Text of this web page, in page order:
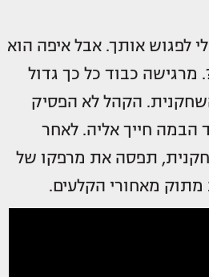
לפגוש אותך. אבל איפה הוא
מרגישה כבוד כל כך גדול
הקהל לא הפסיק
הבמה חייך אליה. לאחר
תפסה את מרפקו של
מתוק מאחורי הקלעים.